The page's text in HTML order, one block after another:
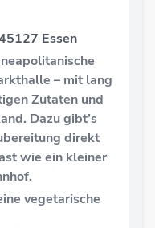
Essen
– mit lang
Zutaten und
Dazu gibt’s
direkt
wie ein kleiner
vegetarische